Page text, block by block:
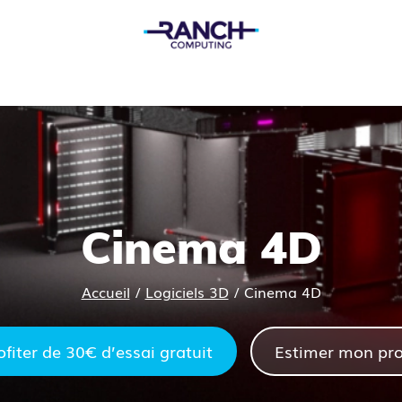
Cinema 4D
Accueil/Logiciels 3D/Cinema 4D
de 30€ d’essai gratuit Estimer mon